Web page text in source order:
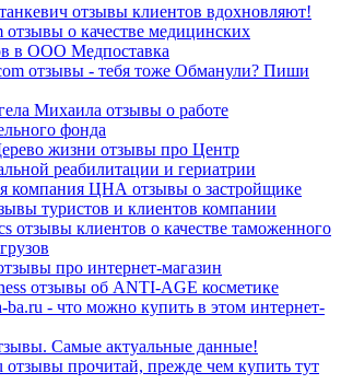
отзывы клиентов вдохновляют!
отзывы о качестве медицинских
в ООО Медпоставка
отзывы - тебя тоже Обманули? Пиши
Михаила отзывы о работе
фонда
жизни отзывы про Центр
реабилитации и гериатрии
компания ЦНА отзывы о застройщике
туристов и клиентов компании
отзывы клиентов о качестве таможенного
про интернет-магазин
отзывы об ANTI-AGE косметике
ba.ru - что можно купить в этом интернет-
Самые актуальные данные!
отзывы прочитай, прежде чем купить тут